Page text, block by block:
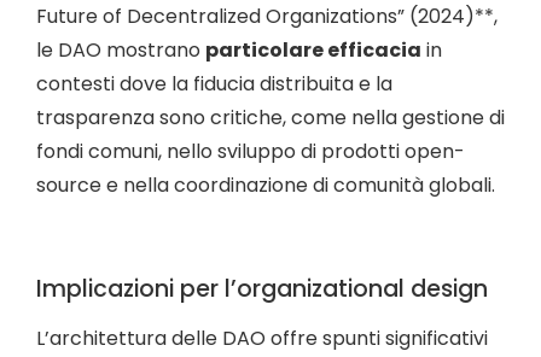
Future of Decentralized Organizations” (2024)**,
le DAO mostrano particolare efficacia in
contesti dove la fiducia distribuita e la
trasparenza sono critiche, come nella gestione di
fondi comuni, nello sviluppo di prodotti open-
source e nella coordinazione di comunità globali.
Implicazioni per l’organizational design
L’architettura delle DAO offre spunti significativi